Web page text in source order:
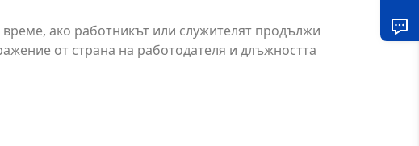
ако работникът или служителят продължи
от страна на работодателя и длъжността